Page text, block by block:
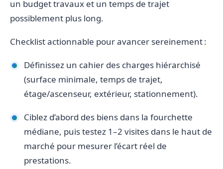
un budget travaux et un temps de trajet
possiblement plus long.
Checklist actionnable pour avancer sereinement :
Définissez un cahier des charges hiérarchisé
(surface minimale, temps de trajet,
étage/ascenseur, extérieur, stationnement).
Ciblez d’abord des biens dans la fourchette
médiane, puis testez 1–2 visites dans le haut de
marché pour mesurer l’écart réel de
prestations.